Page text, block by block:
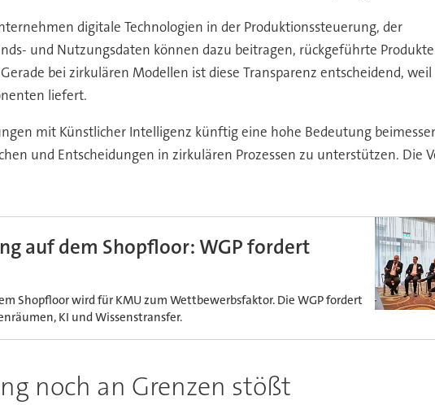
digitale Technologien in der Produktionssteuerung, der
und Nutzungsdaten können dazu beitragen, rückgeführte
bei zirkulären Modellen ist diese Transparenz entscheidend,
liefert.
mit Künstlicher Intelligenz künftig eine hohe Bedeutung
und Entscheidungen in zirkulären Prozessen zu unterstützen. Die
auf dem Shopfloor: WGP fordert
Shopfloor wird für KMU zum Wettbewerbsfaktor. Die WGP fordert
KI und Wissenstransfer.
noch an Grenzen stößt